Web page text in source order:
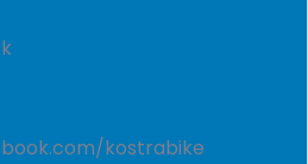
kostrabike